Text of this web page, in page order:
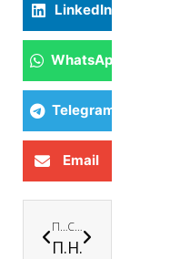
LinkedIn
WhatsApp
Telegram
Email
ПРЕДИШНА
Пловдив отбеляза Международния ден на хората с редки болести
СЛЕДВАЩА
На 14 март отбелязваме Деня на числото π – символ на безкрайността и красотата на математиката.